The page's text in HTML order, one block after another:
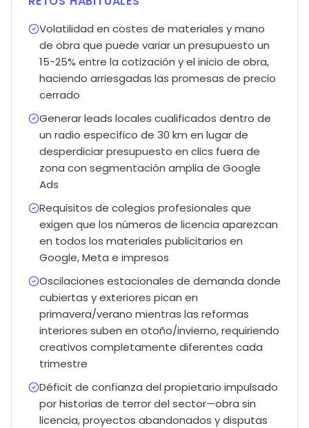
Volatilidad en costes de materiales y mano
de obra que puede variar un presupuesto un
15-25% entre la cotización y el inicio de obra,
haciendo arriesgadas las promesas de precio
cerrado
Generar leads locales cualificados dentro de
un radio específico de 30 km en lugar de
desperdiciar presupuesto en clics fuera de
zona con segmentación amplia de Google
Ads
Requisitos de colegios profesionales que
exigen que los números de licencia aparezcan
en todos los materiales publicitarios en
Google, Meta e impresos
Oscilaciones estacionales de demanda donde
cubiertas y exteriores pican en
primavera/verano mientras las reformas
interiores suben en otoño/invierno, requiriendo
creativos completamente diferentes cada
trimestre
Déficit de confianza del propietario impulsado
por historias de terror del sector—obra sin
licencia, proyectos abandonados y disputas